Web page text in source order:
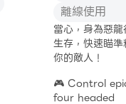
離線使用
當心，身為惡
生存，快速瞄
你的敵人！
🎮 Control
four headed